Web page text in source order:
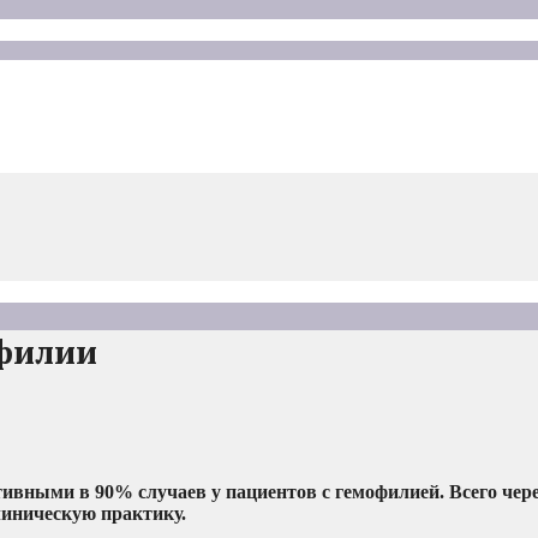
в 90% случаев у пациентов с гемофилией. Всего
практику.